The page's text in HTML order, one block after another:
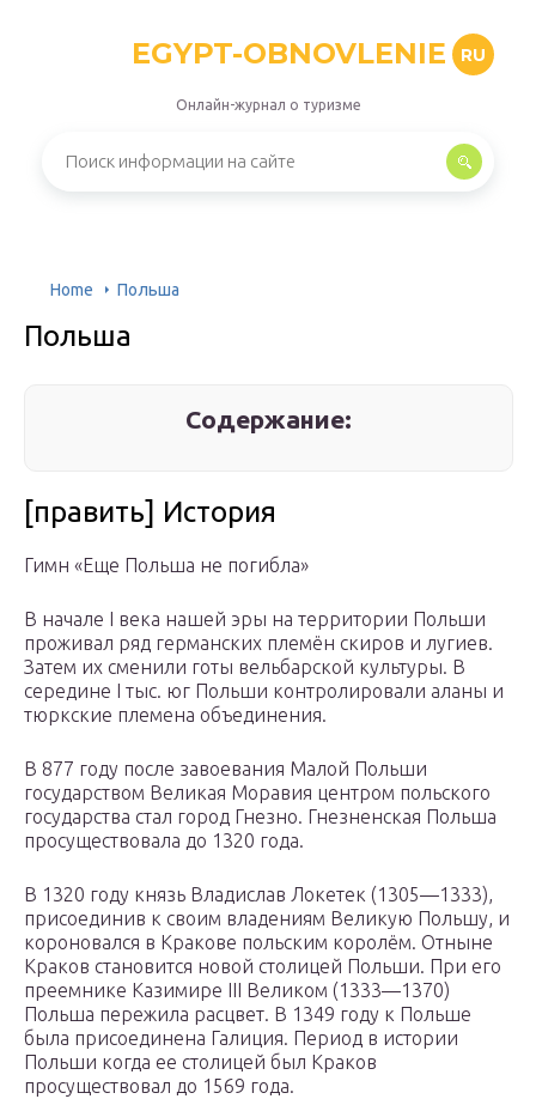
EGYPT-OBNOVLENIE RU
Онлайн-журнал о туризме
Home Польша
Польша
Содержание:
[править] История
Гимн «Еще Польша не погибла»
В начале I века нашей эры на территории Польши
проживал ряд германских племён скиров и лугиев.
Затем их сменили готы вельбарской культуры. В
середине I тыс. юг Польши контролировали аланы и
тюркские племена объединения.
В 877 году после завоевания Малой Польши
государством Великая Моравия центром польского
государства стал город Гнезно. Гнезненская Польша
просуществовала до 1320 года.
В 1320 году князь Владислав Локетек (1305—1333),
присоединив к своим владениям Великую Польшу, и
короновался в Кракове польским королём. Отныне
Краков становится новой столицей Польши. При его
преемнике Казимире III Великом (1333—1370)
Польша пережила расцвет. В 1349 году к Польше
была присоединена Галиция. Период в истории
Польши когда ее столицей был Краков
просуществовал до 1569 года.